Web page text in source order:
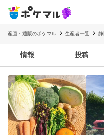
産直・通販のポケマル 生産者一覧 静
情報 投稿